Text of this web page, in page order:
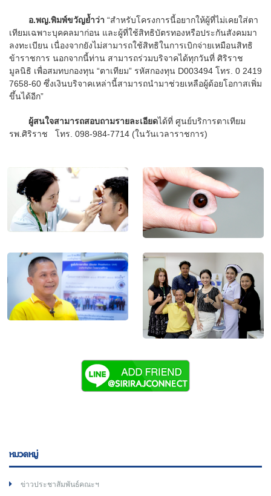
อ.พญ.พิมพ์ขวัญย้ำว่า “สำหรับโครงการนี้อยากให้ผู้ที่ไม่เคยใส่ตา
เทียมเฉพาะบุคคลมาก่อน และผู้ที่ใช้สิทธิบัตรทองหรือประกันสังคมมา
ลงทะเบียน เนื่องจากยังไม่สามารถใช้สิทธิในการเบิกจ่ายเหมือนสิทธิ
ข้าราชการ นอกจากนี้ท่าน สามารถร่วมบริจาคได้ทุกวันที่ ศิริราช
มูลนิธิ เพื่อสมทบกองทุน “ตาเทียม” รหัสกองทุน D003494 โทร. 0 2419
7658-60 ซึ่งเงินบริจาคเหล่านี้สามารถนำมาช่วยเหลือผู้ด้อยโอกาสเพิ่ม
ขึ้นได้อีก”
ผู้สนใจสามารถสอบถามรายละเอียดได้ที่ ศูนย์บริการตาเทียม
รพ.ศิริราช โทร. 098-984-7714 (ในวันเวลาราชการ)
หมวดหมู่
ข่าวประชาสัมพันธ์คณะฯ